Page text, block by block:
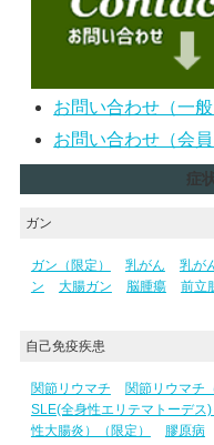
お問い合わせ（一般
お問い合わせ（会員
症
ガン
ガン（限定） 乳がん 乳が
ン
大腸ガン 脳腫瘍 前立
自己免疫疾患
関節リウマチ 関節リウマチ
SLE(全身性エリテマトーデス)
性大腸炎）（限定）
膠原病